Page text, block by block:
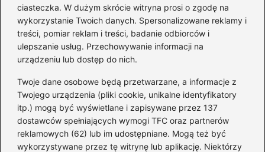
ciasteczka. W dużym skrócie witryna prosi o zgodę na
wykorzystanie Twoich danych. Spersonalizowane reklamy i
treści, pomiar reklam i treści, badanie odbiorców i
ulepszanie usług. Przechowywanie informacji na
urządzeniu lub dostęp do nich.
Twoje dane osobowe będą przetwarzane, a informacje z
Twojego urządzenia (pliki cookie, unikalne identyfikatory
itp.) mogą być wyświetlane i zapisywane przez 137
dostawców spełniających wymogi TFC oraz partnerów
reklamowych (62) lub im udostępniane. Mogą też być
wykorzystywane przez tę witrynę lub aplikację. Niektórzy
Idealny garnitur: jak dobrać
go do swojej sylwetki?
Kategorie
Dieta i kalorie(221)
Fitness(236)
Siłownia(101)